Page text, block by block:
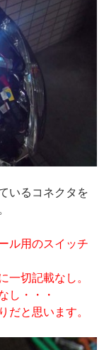
いるコネクタを
ル用のスイッチ
一切記載なし。
し・・・
だと思います。